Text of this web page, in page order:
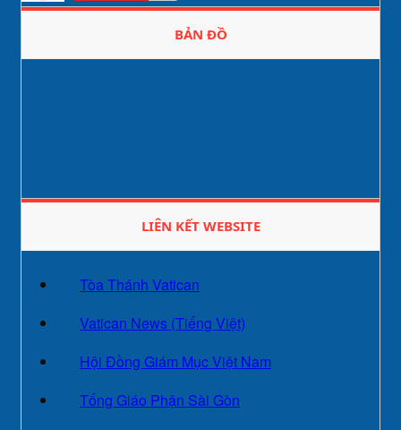
BẢN ĐỒ
LIÊN KẾT WEBSITE
Tòa Thánh Vatican
Vatican News (Tiếng Việt)
Hội Đồng Giám Mục Việt Nam
Tống Giáo Phận Sài Gòn